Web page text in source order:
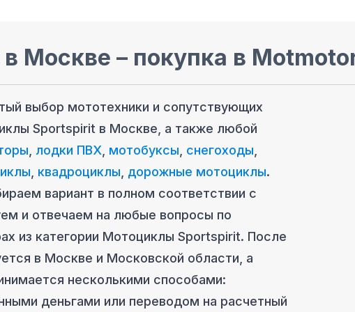
в Москве – покупка в
выбор мототехники и сопутствующих
Sportspirit в Москве , а также любой
лодки ПВХ мотобуксы снегоходы
квадроциклы дорожные мотоциклы.
вариант в полном соответствии с
и отвечаем на любые вопросы по
из категории Мотоциклы Sportspirit. После
в Москве и Московcкой области, а
несколькими способами:
деньгами или переводом на расчетный